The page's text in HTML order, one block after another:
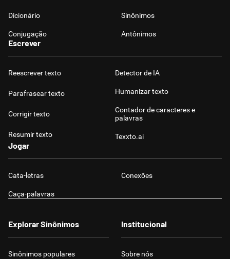
Dicionário Sinônimos
Conjugação Antônimos
Escrever
Reescrever texto
Parafrasear texto
Corrigir texto
Resumir texto
Detector de IA
Humanizar texto
Contador de caracteres e
palavras
Texxto.ai
Jogar
Cata-letras Conexões
Caça-palavras
Explorar Sinônimos
Sinônimos populares
Institucional
Sobre nós